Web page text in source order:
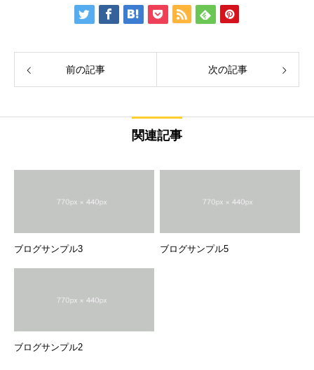
前の記事 次の記事
関連記事
ブログサンプル3 ブログサンプル5
ブログサンプル2